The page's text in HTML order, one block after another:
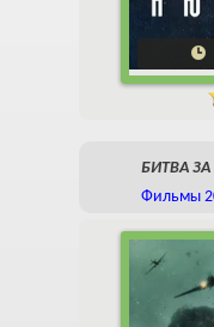
БИТВА ЗА
Фильмы